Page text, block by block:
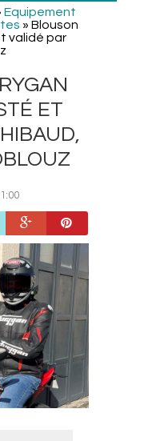
Equipement
» Blouson
validé par
ET